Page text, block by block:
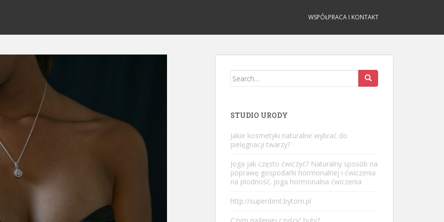
WSPÓŁPRACA I KONTAKT
Search
STUDIO URODY
Jakie kosmetyki naturalne wybrać do
pielęgnacji twarzy?
Joga jak często ćwiczyć? Naturalny sposób na
poprawę gospodarki hormonalnej i ćwiczenia
na płodność. Joga hormonalna ćwiczenia
http://superdent.bytom.pl